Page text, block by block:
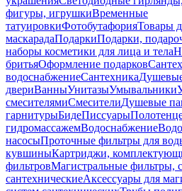
фигуры, игрушкиВременные
татуировкиФотобутафорияТовары
маскарадаПодаркиПодарки,
наборы косметики для лица и тела
бритьяОформление подарков
водоснабжениеСантехника
двериВанныУнитазыУмывальники
смесителямиСмесителиДушевые
гарнитурыБидеПиссуары
гидромассажемВодоснабжение
насосыПроточные фильтры для
кувшиныКартриджи,
фильтровМагистральные фильтры,
сантехническиеАксессуары для